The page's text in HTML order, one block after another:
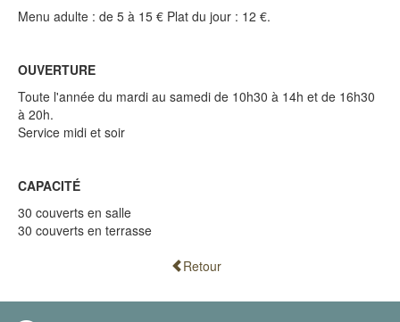
Menu adulte : de 5 à 15 € Plat du jour : 12 €.
OUVERTURE
Toute l'année du mardi au samedi de 10h30 à 14h et de 16h30
à 20h.
Service midi et soir
CAPACITÉ
30 couverts en salle
30 couverts en terrasse
Retour